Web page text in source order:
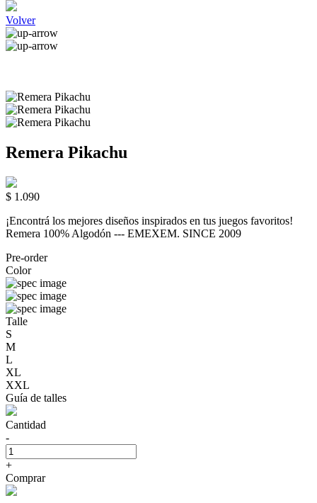
Volver
Remera Pikachu
$ 1.090
¡Encontrá los mejores diseños inspirados en tus juegos favoritos!
Remera 100% Algodón --- EMEXEM. SINCE 2009
Pre-order
Color
Talle
S
M
L
XL
XXL
Guía de talles
Cantidad
-
+
Comprar